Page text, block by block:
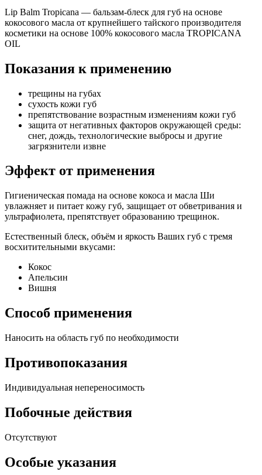
Lip Balm Tropicana — бальзам-блеск для губ на основе
кокосового масла от крупнейшего тайского производителя
косметики на основе 100% кокосового масла TROPICANA
OIL
Показания к применению
трещины на губах
сухость кожи губ
препятствование возрастным изменениям кожи губ
защита от негативных факторов окружающей среды:
снег, дождь, технологические выбросы и другие
загрязнители извне
Эффект от применения
Гигиеническая помада на основе кокоса и масла Ши
увлажняет и питает кожу губ, защищает от обветривания и
ультрафиолета, препятствует образованию трещинок.
Естественный блеск, объём и яркость Ваших губ с тремя
восхитительными вкусами:
Кокос
Апельсин
Вишня
Способ применения
Наносить на область губ по необходимости
Противопоказания
Индивидуальная непереносимость
Побочные действия
Отсутствуют
Особые указания